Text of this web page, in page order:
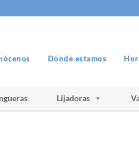
Dónde estamos
Lijadoras